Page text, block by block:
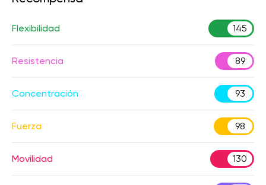
Flexibilidad 145
Resistencia 89
Concentración 93
Fuerza 98
Movilidad 130